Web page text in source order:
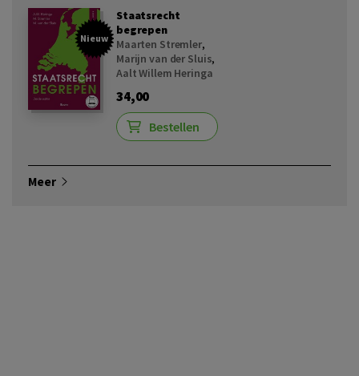
Nieuw
Staatsrecht
begrepen
Maarten Stremler,
Marijn van der Sluis,
Aalt Willem Heringa
34,00
Bestellen
Meer